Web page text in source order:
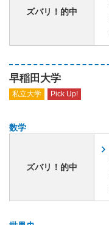
ズバリ！的中
早稲田大学
私立大学 Pick Up!
数学
ズバリ！的中